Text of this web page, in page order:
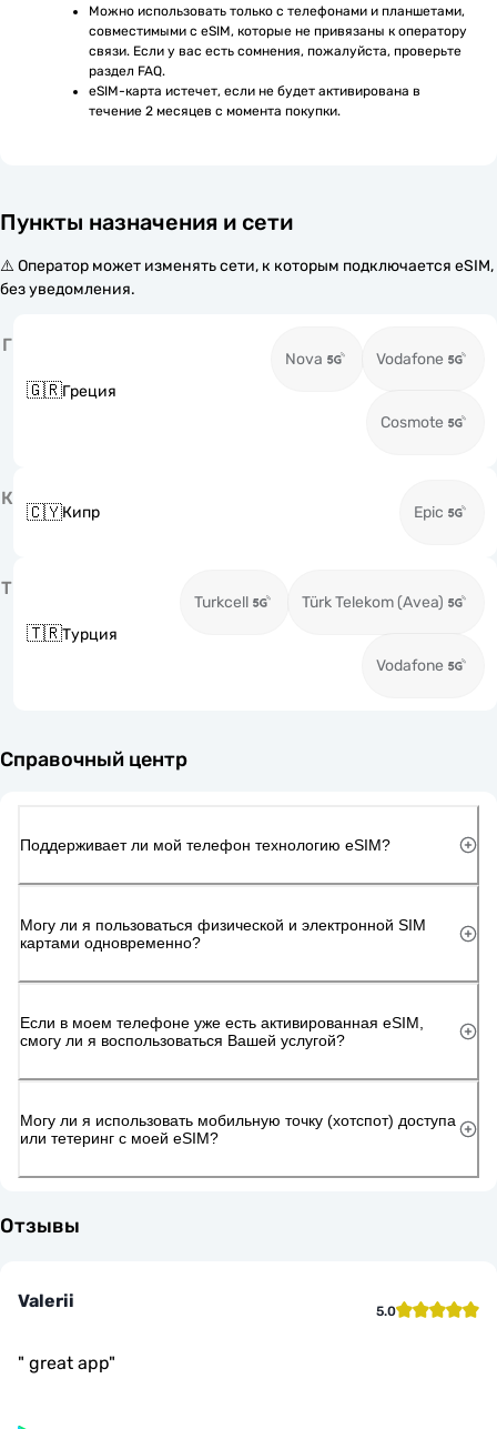
Можно использовать только с телефонами и планшетами,
совместимыми с eSIM, которые не привязаны к оператору
связи. Если у вас есть сомнения, пожалуйста, проверьте
раздел FAQ.
eSIM-карта истечет, если не будет активирована в
течение 2 месяцев с момента покупки.
Пункты назначения и сети
⚠️ Оператор может изменять сети, к которым подключается eSIM,
без уведомления.
Г
🇬🇷Греция
Nova Vodafone
Cosmote
К
🇨🇾Кипр Epic
Т
🇹🇷Турция
Turkcell Türk Telekom (Avea)
Vodafone
Справочный центр
Поддерживает ли мой телефон технологию eSIM?
Могу ли я пользоваться физической и электронной SIM
картами одновременно?
Если в моем телефоне уже есть активированная eSIM,
смогу ли я воспользоваться Вашей услугой?
Могу ли я использовать мобильную точку (хотспот) доступа
или тетеринг с моей eSIM?
Отзывы
Valerii 5.0
" great app"